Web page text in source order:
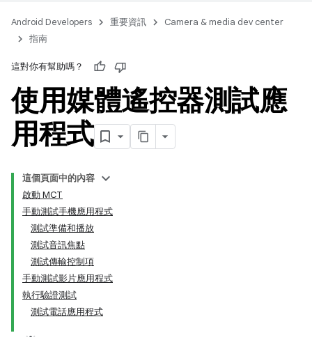
Android Developers 重要資訊
Camera & media dev center
指南
這對你有幫助嗎？
使用媒體遙控器測試應
用程式
這個頁面中的內容
啟動 MCT
手動測試手機應用程式
測試準備和播放
測試音訊焦點
測試傳輸控制項
手動測試影片應用程式
執行驗證測試
測試電話應用程式